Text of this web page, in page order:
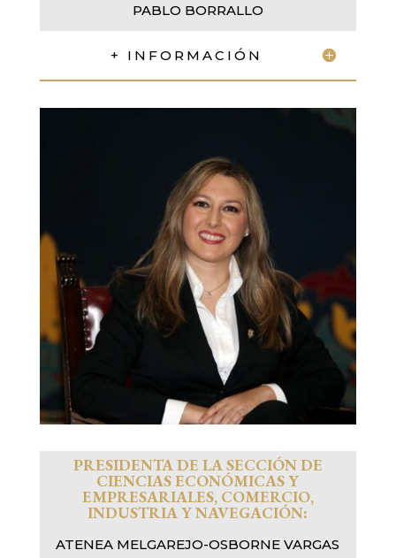
PABLO BORRALLO
+ INFORMACIÓN
PRESIDENTA DE LA SECCIÓN DE
CIENCIAS ECONÓMICAS Y
EMPRESARIALES, COMERCIO,
INDUSTRIA Y NAVEGACIÓN:
ATENEA MELGAREJO-OSBORNE VARGAS